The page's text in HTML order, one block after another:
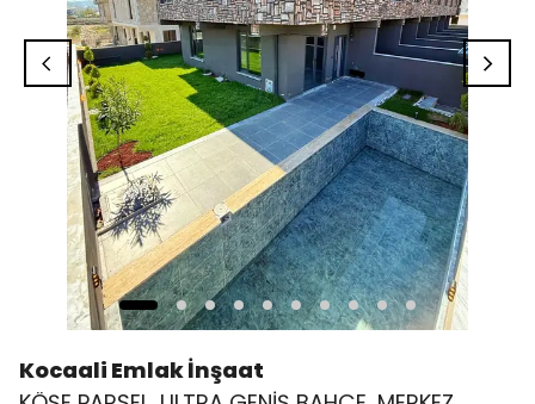
Kocaali Emlak İnşaat